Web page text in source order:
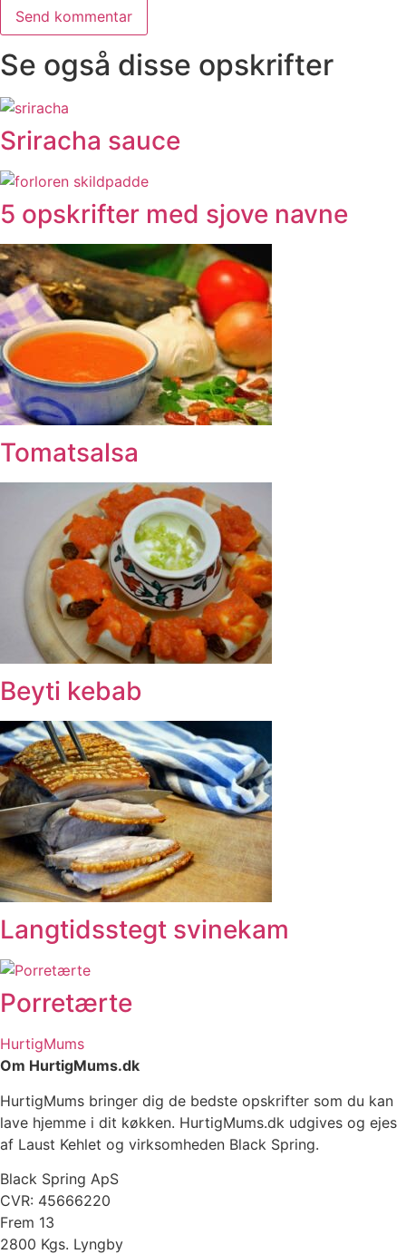
Se også disse opskrifter
Sriracha sauce
5 opskrifter med sjove navne
Tomatsalsa
Beyti kebab
Langtidsstegt svinekam
Porretærte
HurtigMums
Om HurtigMums.dk
HurtigMums bringer dig de bedste opskrifter som du kan
lave hjemme i dit køkken. HurtigMums.dk udgives og ejes
af Laust Kehlet og virksomheden Black Spring.
Black Spring ApS
CVR: 45666220
Frem 13
2800 Kgs. Lyngby